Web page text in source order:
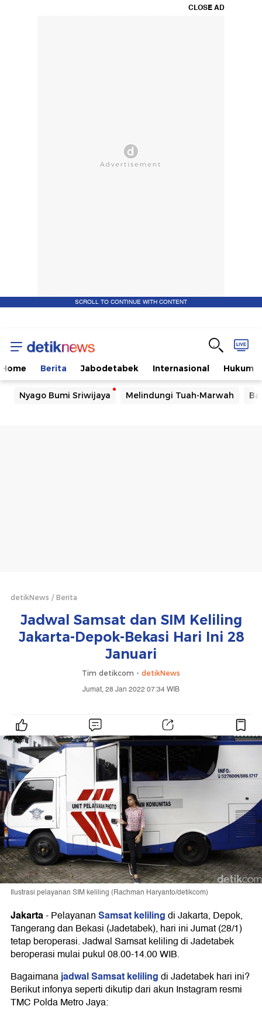
CLOSE AD
SCROLL TO CONTINUE WITH CONTENT
Home Berita Jabodetabek Internasional Hukum
Nyago Bumi Sriwijaya Melindungi Tuah-Marwah
detikNews Berita
Jadwal Samsat dan SIM Keliling
Jakarta-Depok-Bekasi Hari Ini 28
Januari
Tim detikcom - detikNews
Jumat, 28 Jan 2022 07:34 WIB
Ilustrasi pelayanan SIM keliling (Rachman Haryanto/detikcom)
Jakarta-PelayananSamsat kelilingdi Jakarta, Depok,
Tangerang dan Bekasi (Jadetabek), hari ini Jumat (28/1)
tetap beroperasi. Jadwal Samsat keliling di Jadetabek
beroperasi mulai pukul 08.00-14.00 WIB.
Bagaimanajadwal Samsat kelilingdi Jadetabek hari ini?
Berikut infonya seperti dikutip dari akun Instagram resmi
TMC Polda Metro Jaya: